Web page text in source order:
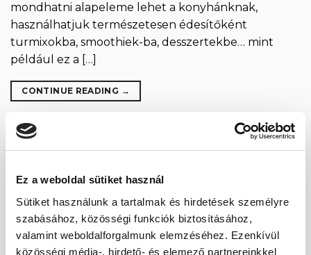
Ez a weboldal sütiket használ
Sütiket használunk a tartalmak és hirdetések személyre
szabásához, közösségi funkciók biztosításához,
valamint weboldalforgalmunk elemzéséhez. Ezenkívül
közösségi média-, hirdető- és elemező partnereinkkel
mondhatni alapeleme lehet a konyhánknak,
használhatjuk természetesen édesítőként
turmixokba, smoothiek-ba, desszertekbe… mint
például ez a […]
CONTINUE READING →
Posted in ásványi anyagok,
datolya,desszert,dió,édesség,egészséges,kesudió,kesudió
magozott datolya,medjool datolya
ÉDESSÉG, RECEPTEK
Quinoa fudge – avagy karamella